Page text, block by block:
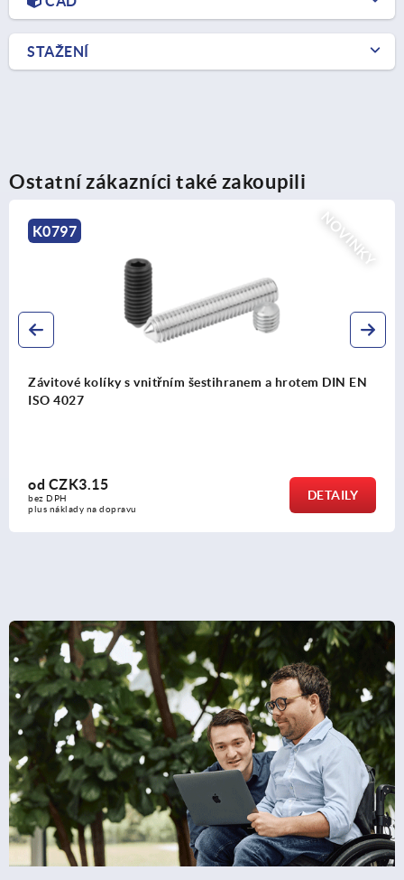
STAŽENÍ
Ostatní zákazníci také zakoupili
EN Úchyt tvaru T, antibakteriální
plus náklady na dopravu